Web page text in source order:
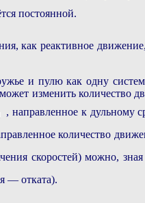
постоянной.
как реактивное
и пулю как одну
изменить количество
, направленное к дульному
количество
скоростей) можно, зная
— отката).